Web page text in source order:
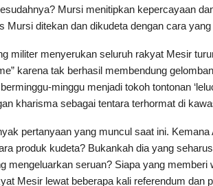
Mursi menitipkan kepercayaan
Mursi ditekan dan dikudeta dengan cara
militer menyerukan seluruh rakyat Mesir
karena tak berhasil membendung
minggu menjadi tokoh tontonan
kharisma sebagai tentara terhormat di
pertanyaan yang muncul saat ini.
produk kudeta? Bukankah dia yang
mengeluarkan seruan? Siapa yang
Mesir lewat beberapa kali referendum dan